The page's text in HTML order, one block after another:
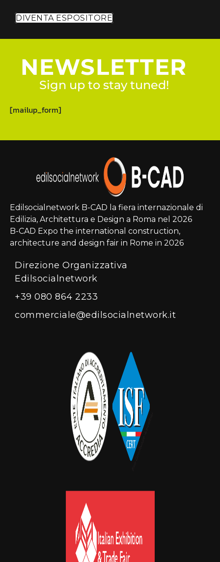
DIVENTA ESPOSITORE
NEWSLETTER
Sign up to stay tuned!
[mailup_form]
Edilsocialnetwork B-CAD la fiera internazionale di
Edilizia, Architettura e Design a Roma nel 2026
B-CAD Expo the international construction,
architecture and design fair in Rome in 2026
Direzione Organizzativa
Edilsocialnetwork
+39 080 864 2233
commerciale@edilsocialnetwork.it